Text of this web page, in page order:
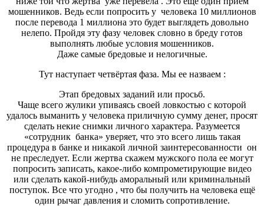
мошенников. Ведь если попросить у человека 10 миллионов
после перевода 1 миллиона это будет выглядеть довольно
нелепо. Пройдя эту фазу человек словно в бреду готов
выполнять любые условия мошенников.
Даже самые бредовые и нелогичные.
Тут наступает четвёртая фаза. Мы ее назваем :
Этап бредовых заданий или просьб.
Чаще всего жулики упиваясь своей ловкостью с которой
удалось выманить у человека приличную сумму денег, просят
сделать некие снимки личного характера. Разумеется
«сотрудник банка» уверяет, что это всего лишь такая
процедура в банке и никакой личной заинтересованности он
не преследует. Если жертва скажем мужского пола ее могут
попросить записать, какое-либокомпрометирующие видео
или сделать какой-нибудь аморальный или криминальный
поступок. Все что угодно, что бы получить на человека ещё
один рычаг давления и сломить сопротивление.